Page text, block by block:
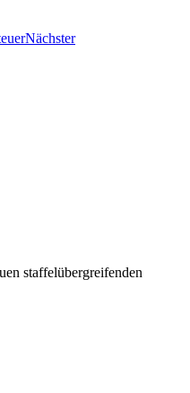
Nächster
staffelübergreifenden